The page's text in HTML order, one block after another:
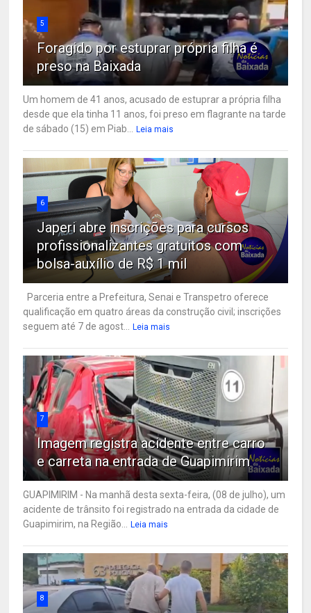
5
Foragido por estuprar própria filha é
preso na Baixada
Um homem de 41 anos, acusado de estuprar a própria filha
desde que ela tinha 11 anos, foi preso em flagrante na tarde
de sábado (15) em Piab...
Leia mais
6
Japeri abre inscrições para cursos
profissionalizantes gratuitos com
bolsa-auxílio de R$ 1 mil
Parceria entre a Prefeitura, Senai e Transpetro oferece
qualificação em quatro áreas da construção civil; inscrições
seguem até 7 de agost...
Leia mais
7
Imagem registra acidente entre carro
e carreta na entrada de Guapimirim
GUAPIMIRIM - Na manhã desta sexta-feira, (08 de julho), um
acidente de trânsito foi registrado na entrada da cidade de
Guapimirim, na Região...
Leia mais
8